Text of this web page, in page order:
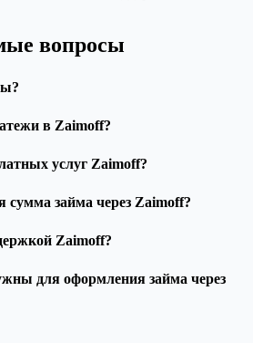
вопросы
в Zaimоff?
услуг Zaimоff?
сумма займа через Zaimоff?
Zaimоff?
для оформления займа через